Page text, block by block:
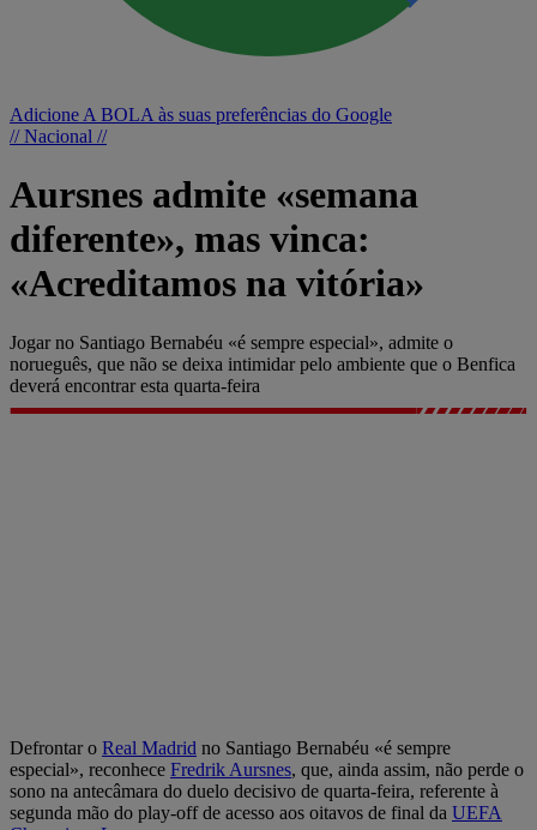
Adicione A BOLA às suas preferências do Google
// Nacional //
Aursnes admite «semana
diferente», mas vinca:
«Acreditamos na vitória»
Jogar no Santiago Bernabéu «é sempre especial», admite o
norueguês, que não se deixa intimidar pelo ambiente que o Benfica
deverá encontrar esta quarta-feira
Defrontar o Real Madrid no Santiago Bernabéu «é sempre
especial», reconhece Fredrik Aursnes, que, ainda assim, não perde o
sono na antecâmara do duelo decisivo de quarta-feira, referente à
segunda mão do play-off de acesso aos oitavos de final da UEFA